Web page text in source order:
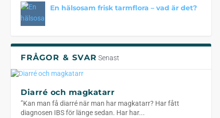
En hälsosam frisk tarmflora – vad är det?
FRÅGOR & SVAR Senast
Diarré och magkatarr
”Kan man få diarré när man har magkatarr? Har fått
diagnosen IBS för länge sedan. Har har...